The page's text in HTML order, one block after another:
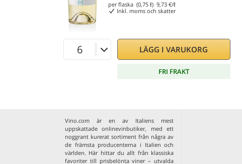
per flaska (0,75 ℓ) 9,73 €/ℓ
Inkl. moms och skatter
LÄGG I VARUKORG
FRI FRAKT
Vino.com är en av Italiens mest
uppskattade onlinevinbutiker, med ett
noggrant kurerat sortiment från några av
de främsta producenterna i Italien och
världen. Här hittar du allt från klassiska
favoriter till prisbelönta viner – utvalda